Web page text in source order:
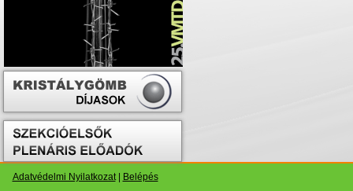
Adatvédelmi Nyilatkozat|
Belépés